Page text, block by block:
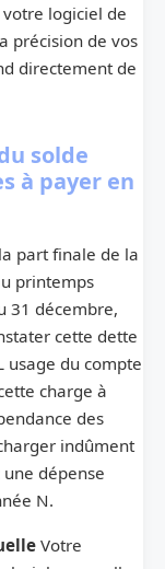
logiciel de
précision de vos
directement de
solde
à payer en
part finale de la
printemps
31 décembre,
cette dette
usage du compte
charge à
des
indûment
dépense
N.
Votre